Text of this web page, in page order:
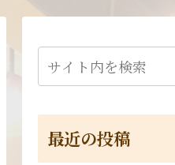
最近の投稿